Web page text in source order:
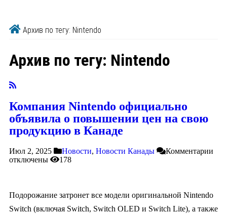
Архив по тегу: Nintendo
Архив по тегу: Nintendo
Компания Nintendo официально
объявила о повышении цен на свою
продукцию в Канаде
Июл 2, 2025 Новости, Новости Канады
Комментарии
отключены
178
Подорожание затронет все модели оригинальной Nintendo
Switch (включая Switch, Switch OLED и Switch Lite), а также